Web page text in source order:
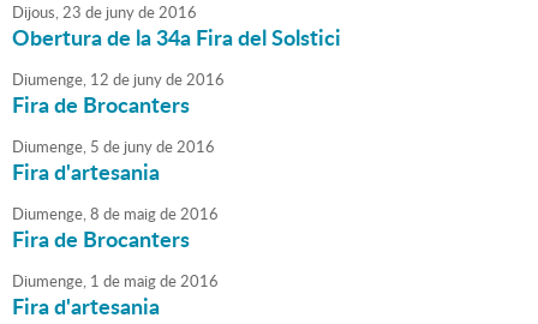
Dijous,23 de junyde2016
Obertura de la 34a Fira del Solstici
Diumenge, 12 de junyde2016
Fira de Brocanters
Diumenge, 5 de junyde2016
Fira d'artesania
Diumenge,8 de maigde2016
Fira de Brocanters
Diumenge, 1 de maigde2016
Fira d'artesania